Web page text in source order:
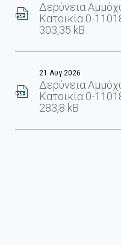
Δερύνεια
Κατοικία 0-
303,35 kB
21 Αυγ 2026
Δερύνεια
Κατοικία 0-
283,8 kB